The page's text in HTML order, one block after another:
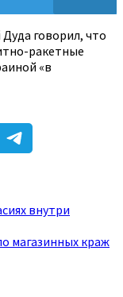
говорил, что
ракетные
«в
внутри
магазинных краж